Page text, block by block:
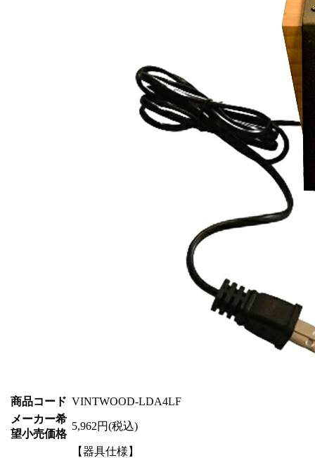
商品コード VINTWOOD-LDA4LF
メーカー希
望小売価格
5,962円(税込)
【器具仕様】